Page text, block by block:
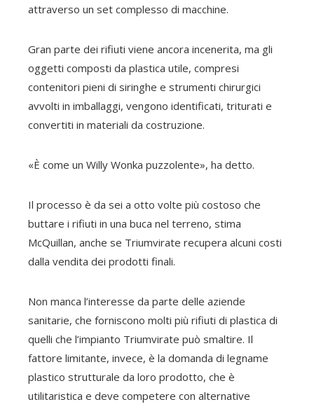
attraverso un set complesso di macchine.
Gran parte dei rifiuti viene ancora incenerita, ma gli
oggetti composti da plastica utile, compresi
contenitori pieni di siringhe e strumenti chirurgici
avvolti in imballaggi, vengono identificati, triturati e
convertiti in materiali da costruzione.
«È come un Willy Wonka puzzolente», ha detto.
Il processo è da sei a otto volte più costoso che
buttare i rifiuti in una buca nel terreno, stima
McQuillan, anche se Triumvirate recupera alcuni costi
dalla vendita dei prodotti finali.
Non manca l’interesse da parte delle aziende
sanitarie, che forniscono molti più rifiuti di plastica di
quelli che l’impianto Triumvirate può smaltire. Il
fattore limitante, invece, è la domanda di legname
plastico strutturale da loro prodotto, che è
utilitaristica e deve competere con alternative